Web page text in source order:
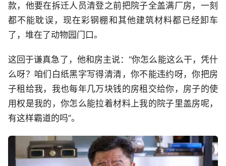
款，他要在拆迁人员清登之前把院子全盖满厂房，一刻
都不能耽误，现在彩钢棚和其他建筑材料都已经卸车
了，堆在了动物园门口。
这回于谦真急了，他和房主说：“你怎么能这么干，凭什
么呀？咱们白纸黑字写得清清，你不能违约呀，你把房
子租给我，我也每年几万块钱的房租交给你，房子的使
用权是我的，你怎么能拉着材料上我的院子里盖房呢，
有这样霸道的吗”。